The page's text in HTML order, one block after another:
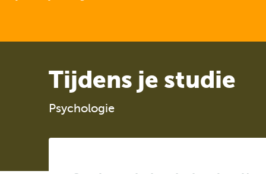
Tijdens je studie
Psychologie